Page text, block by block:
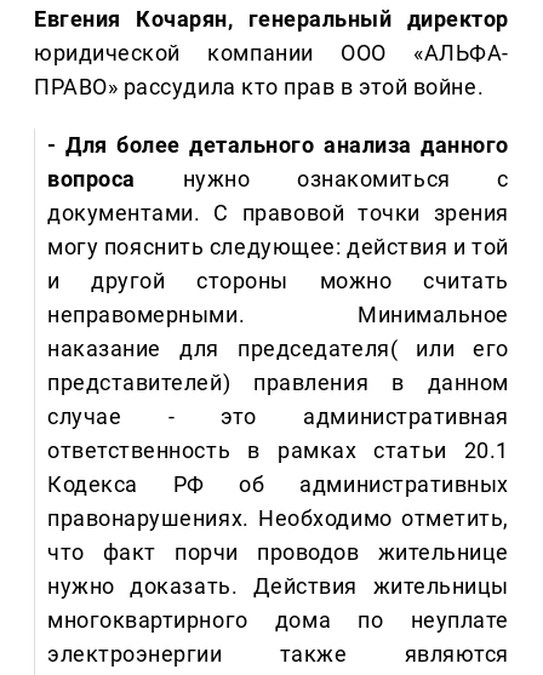
Евгения Кочарян, генеральный директор
юридической компании ООО «АЛЬФА-
ПРАВО» рассудила кто прав в этой войне.
- Для более детального анализа данного
вопроса нужно ознакомиться с
документами. С правовой точки зрения
могу пояснить следующее: действия и той
и другой стороны можно считать
неправомерными. Минимальное
наказание для председателя( или его
представителей) правления в данном
случае - это административная
ответственность в рамках статьи 20.1
Кодекса РФ об административных
правонарушениях. Необходимо отметить,
что факт порчи проводов жительнице
нужно доказать. Действия жительницы
многоквартирного дома по неуплате
электроэнергии также являются